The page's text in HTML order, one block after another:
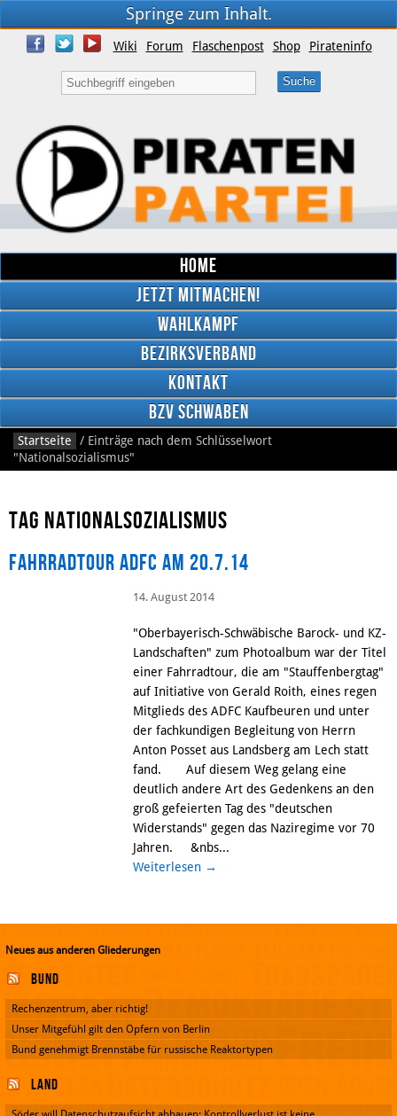
Springe zum Inhalt.
Wiki Forum Flaschenpost Shop Pirateninfo
Home
Jetzt mitmachen!
Wahlkampf
Bezirksverband
Kontakt
BzV Schwaben
Startseite / Einträge nach dem Schlüsselwort
"Nationalsozialismus"
Tag Nationalsozialismus
Fahrradtour ADFC am 20.7.14
14. August 2014
"Oberbayerisch-Schwäbische Barock- und KZ-
Landschaften" zum Photoalbum war der Titel
einer Fahrradtour, die am "Stauffenbergtag"
auf Initiative von Gerald Roith, eines regen
Mitglieds des ADFC Kaufbeuren und unter
der fachkundigen Begleitung von Herrn
Anton Posset aus Landsberg am Lech statt
fand. Auf diesem Weg gelang eine
deutlich andere Art des Gedenkens an den
groß gefeierten Tag des "deutschen
Widerstands" gegen das Naziregime vor 70
Jahren. &nbs...
Weiterlesen →
Neues aus anderen Gliederungen
Bund
Rechenzentrum, aber richtig!
Unser Mitgefühl gilt den Opfern von Berlin
Bund genehmigt Brennstäbe für russische Reaktortypen
Land